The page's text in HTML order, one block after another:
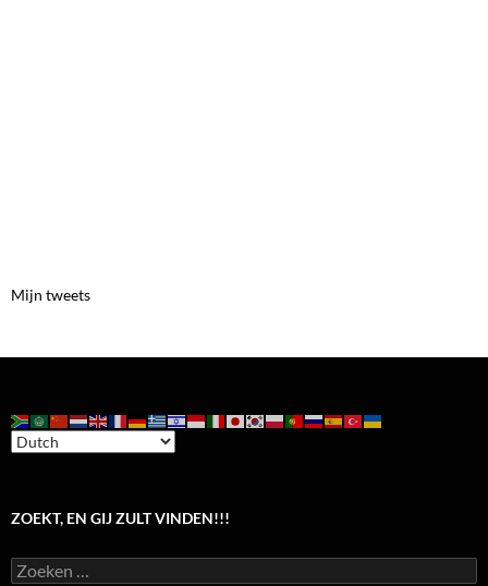
Mijn tweets
ZOEKT, EN GIJ ZULT VINDEN!!!
Zoeken